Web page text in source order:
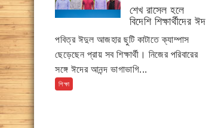
শেখ রাসেল হলে
বিদেশি শিক্ষার্থীদের ঈদ
পবিত্র ঈদুল আজহার ছুটি কাটাতে ক্যাম্পাস
ছেড়েছেন প্রায় সব শিক্ষার্থী। নিজের পরিবারের
সঙ্গে ঈদের আনন্দ ভাগাভাগি...
শিক্ষা